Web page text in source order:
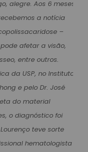
alegre. Aos 6 meses
a notícia
–
afetar a visão,
entre outros.
da USP, no Instituto
e pelo Dr. José
do material
o diagnóstico foi
teve sorte
hematologista